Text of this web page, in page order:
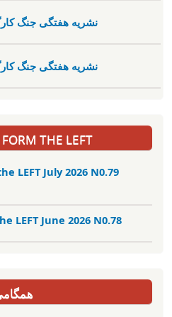
نشریە هفتگی جنگ کارگری
نشریە هفتگی جنگ کارگری
FORM THE LEFT
LEFT July 2026 N0.79
LEFT June 2026 N0.78
همگامی